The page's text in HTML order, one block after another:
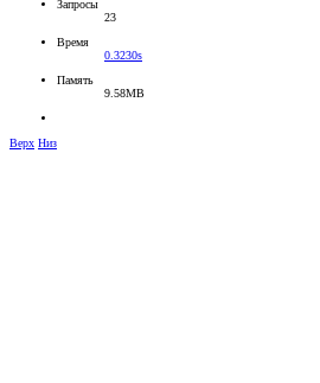
Запросы
23
Время
0.3230s
Память
9.58MB
Верх Низ